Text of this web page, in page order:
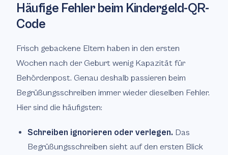
Häufige Fehler beim Kindergeld-QR-
Code
Frisch gebackene Eltern haben in den ersten
Wochen nach der Geburt wenig Kapazität für
Behördenpost. Genau deshalb passieren beim
Begrüßungsschreiben immer wieder dieselben Fehler.
Hier sind die häufigsten:
Schreiben ignorieren oder verlegen. Das
Begrüßungsschreiben sieht auf den ersten Blick